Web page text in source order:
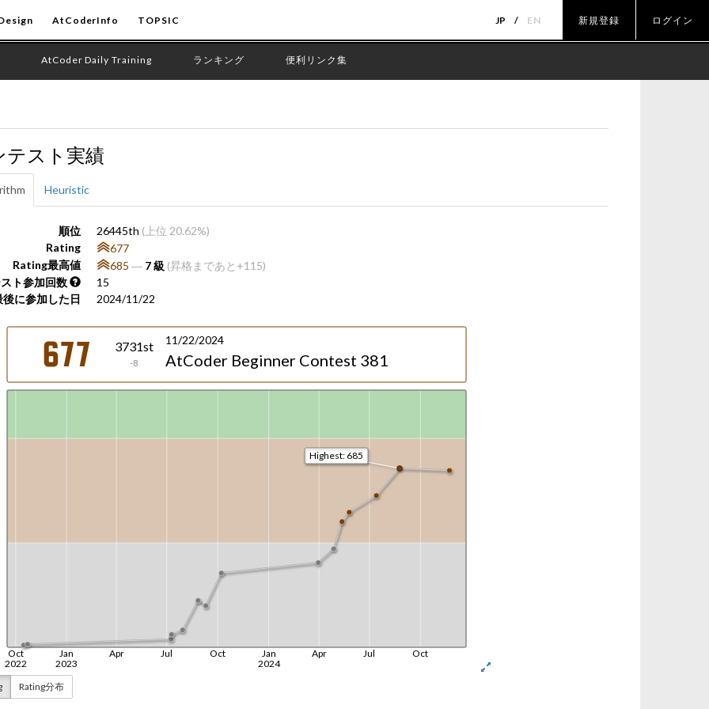
AtCoderInfo TOPSIC JP EN 新規登録 ログイン
AtCoder Daily Training ランキング 便利リンク集
テスト実績
Heuristic
順位 26445th (上位 20.62%)
Rating
677
Rating最高値
685 ― 7 級 (昇格まであと+115)
ト参加回数
15
後に参加した日
2024/11/22
Rating分布